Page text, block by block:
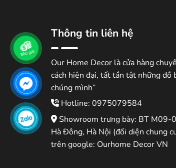
Thông tin liên hệ
Our Home Decor là cửa hàng
cách hiện đại, tất tần tật những đồ
chúng mình”
Hotline: 0975079584
Showroom trưng bày: BT M09-
Hà Đông, Hà Nội (đối diện chung
trên google: Ourhome Decor VN